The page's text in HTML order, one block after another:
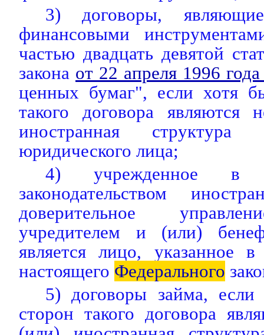
3) договоры,
финансовыми
частью двадцать девятой
закона от 22 апреля 1996
ценных бумаг", если хотя
такого договора являются
иностранная структура
юридического лица;
4) учрежденное в
законодательством
доверительное
учредителем и (или)
является лицо, указанное
настоящего Федерального
5) договоры займа,
сторон такого договора